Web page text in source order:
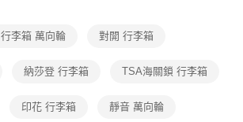
行李箱 萬向輪 對開 行李箱
納莎登 行李箱 TSA海關鎖 行李箱
印花 行李箱 靜音 萬向輪